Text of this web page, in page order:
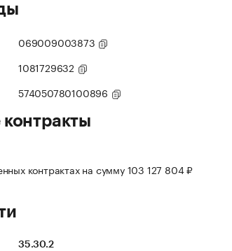
069009003873
1081729632
574050780100896
контракты
контрактах на сумму 103 127 804 ₽
35.30.2